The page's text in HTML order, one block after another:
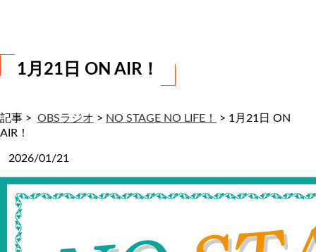
1月21日 ON AIR！
記事 > OBSラジオ > NO STAGE NO LIFE！ > 1月21日 ON
AIR！
2026/01/21